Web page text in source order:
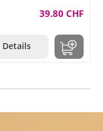
39.80 CHF
Details